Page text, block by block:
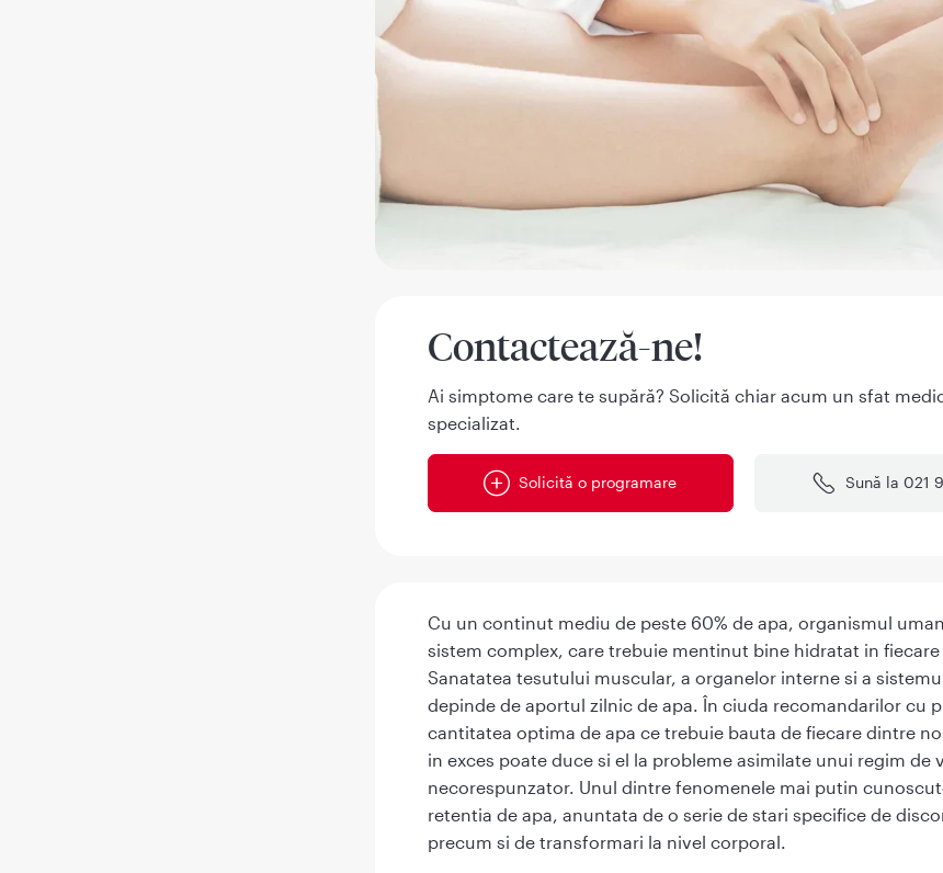
Contactează-ne!
Ai simptome care te supără? Solicită chiar acum un sfat
specializat.
Solicită o programare Sună la 021
Cu un continut mediu de peste 60% de apa, organismul
sistem complex, care trebuie mentinut bine hidratat in fiecare
Sanatatea tesutului muscular, a organelor interne si a
depinde de aportul zilnic de apa. În ciuda recomandarilor cu
cantitatea optima de apa ce trebuie bauta de fiecare dintre
in exces poate duce si el la probleme asimilate unui regim de
necorespunzator. Unul dintre fenomenele mai putin
retentia de apa, anuntata de o serie de stari specifice de
precum si de transformari la nivel corporal.